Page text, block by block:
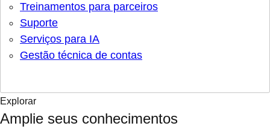
Treinamentos para parceiros
Suporte
Serviços para IA
Gestão técnica de contas
Explorar
Amplie seus conhecimentos